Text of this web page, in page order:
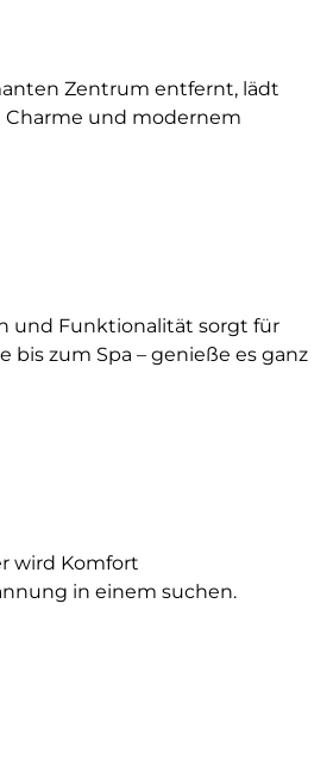
Zentrum entfernt, lädt
Charme und modernem
und Funktionalität sorgt für
zum Spa – genieße es ganz
wird Komfort
in einem suchen.